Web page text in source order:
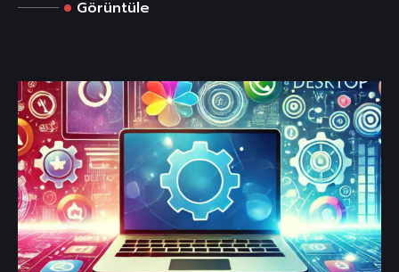
Görüntüle